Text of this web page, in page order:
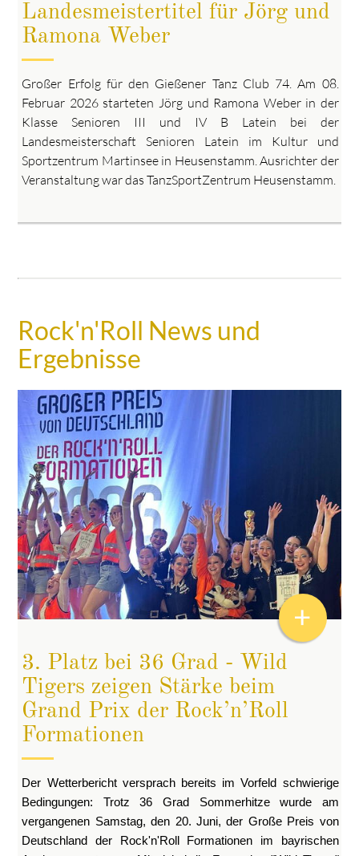
Landesmeistertitel für Jörg und
Ramona Weber
Großer Erfolg für den Gießener Tanz Club 74. Am 08.
Februar 2026 starteten Jörg und Ramona Weber in der
Klasse Senioren III und IV B Latein bei der
Landesmeisterschaft Senioren Latein im Kultur und
Sportzentrum Martinsee in Heusenstamm. Ausrichter der
Veranstaltung war das TanzSportZentrum Heusenstamm.
Rock'n'Roll News und
Ergebnisse
3. Platz bei 36 Grad - Wild
Tigers zeigen Stärke beim
Grand Prix der Rock’n’Roll
Formationen
Der Wetterbericht versprach bereits im Vorfeld schwierige
Bedingungen: Trotz 36 Grad Sommerhitze wurde am
vergangenen Samstag, den 20. Juni, der Große Preis von
Deutschland der Rock'n'Roll Formationen im bayrischen
+